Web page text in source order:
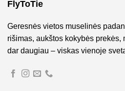
FlyToTie
Geresnės vietos muselinės
rišimas, aukštos kokybės prekės,
dar daugiau – viskas vienoje